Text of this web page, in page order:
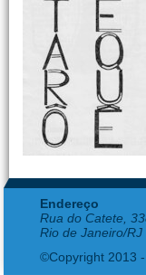
Endereço
Rua do Catete,
Rio de Janeiro/RJ
©Copyright 2013